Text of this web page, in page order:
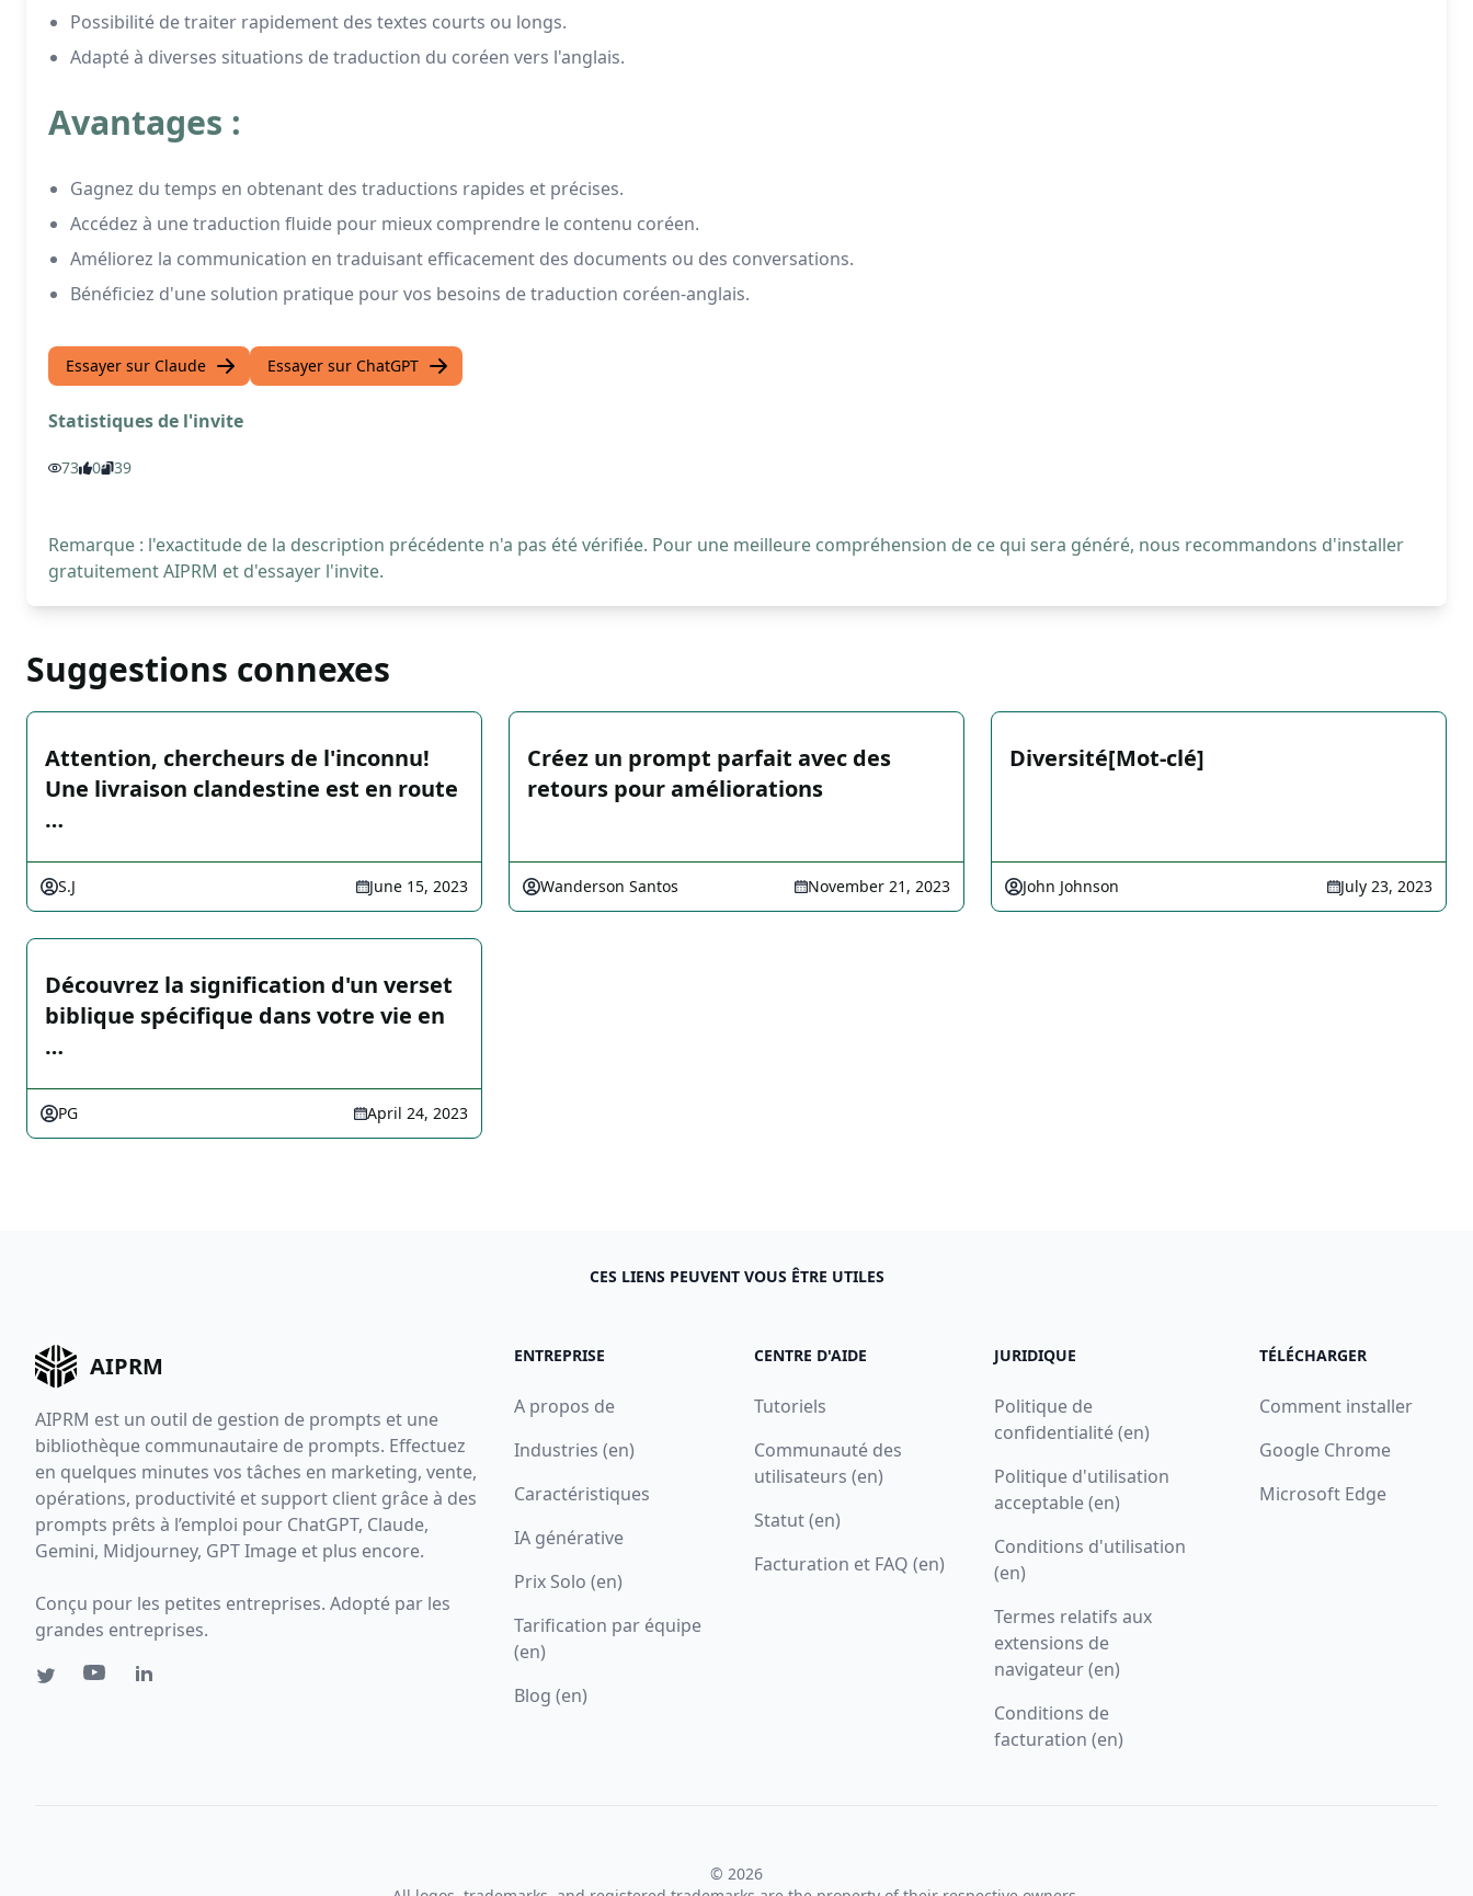
Possibilité de traiter rapidement des textes courts ou longs.
Adapté à diverses situations de traduction du coréen vers l'anglais.
Avantages :
Gagnez du temps en obtenant des traductions rapides et précises.
Accédez à une traduction fluide pour mieux comprendre le contenu coréen.
Améliorez la communication en traduisant efficacement des documents ou des conversations.
Bénéficiez d'une solution pratique pour vos besoins de traduction coréen-anglais.
Essayer sur Claude Essayer sur ChatGPT
Statistiques de l'invite
73 0 39
Remarque : l'exactitude de la description précédente n'a pas été vérifiée. Pour une meilleure compréhension de ce qui sera généré, nous recommandons d'installer
gratuitement AIPRM et d'essayer l'invite.
Suggestions connexes
Attention, chercheurs de l'inconnu!
Une livraison clandestine est en route
…
S.J June 15, 2023
Créez un prompt parfait avec des
retours pour améliorations
Wanderson Santos November 21, 2023
Diversité[Mot-clé]
John Johnson July 23, 2023
Découvrez la signification d'un verset
biblique spécifique dans votre vie en
…
PG April 24, 2023
CES LIENS PEUVENT VOUS ÊTRE UTILES
AIPRM
AIPRM est un outil de gestion de prompts et une
bibliothèque communautaire de prompts. Effectuez
en quelques minutes vos tâches en marketing, vente,
opérations, productivité et support client grâce à des
prompts prêts à l’emploi pour ChatGPT, Claude,
Gemini, Midjourney, GPT Image et plus encore.
Conçu pour les petites entreprises. Adopté par les
grandes entreprises.
ENTREPRISE
A propos de
Industries (en)
Caractéristiques
IA générative
Prix Solo (en)
Tarification par équipe
(en)
Blog (en)
CENTRE D'AIDE
Tutoriels
Communauté des
utilisateurs (en)
Statut (en)
Facturation et FAQ (en)
JURIDIQUE
Politique de
confidentialité (en)
Politique d'utilisation
acceptable (en)
Conditions d'utilisation
(en)
Termes relatifs aux
extensions de
navigateur (en)
Conditions de
facturation (en)
TÉLÉCHARGER
Comment installer
Google Chrome
Microsoft Edge
© 2026